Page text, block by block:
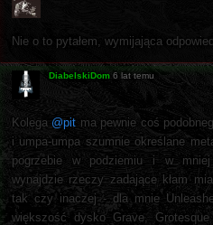
Nie o to pytałem, wymijająca
DiabelskiDom 6 lat temu
Kolega @pit ma pewnie coś
i umpa-umpa szumnie określane
pogrzebie w podziemiu i w
wynajdzie rzeczy zadające kłam
tak czy inaczej - dla mnie
większość dysko Grave,